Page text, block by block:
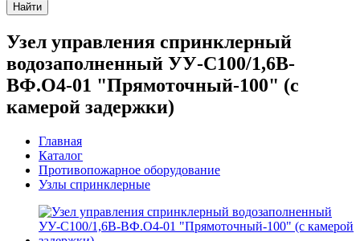
Найти
Узел управления спринклерный
водозаполненный УУ-С100/1,6В-
ВФ.О4-01 "Прямоточный-100" (с
камерой задержки)
Главная
Каталог
Противопожарное оборудование
Узлы спринклерные